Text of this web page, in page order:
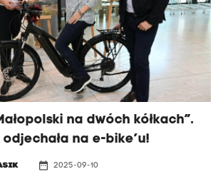
na dwóch kółkach”.
na e-bike’u!
date_range 2025-09-10